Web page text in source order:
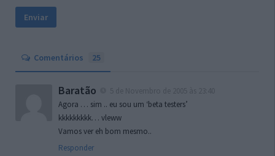
Comentários 25
Baratão
Agora … sim .. eu sou um ‘beta testers’
kkkkkkkkk… vleww
Vamos ver eh bom mesmo..
Responder